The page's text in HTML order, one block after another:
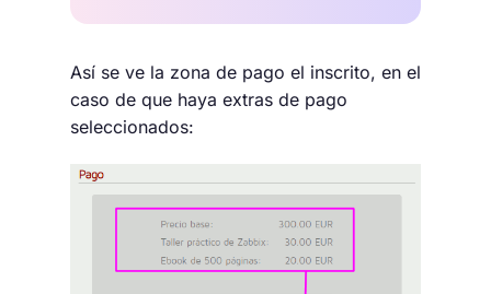
Así se ve la zona de pago el inscrito, en el
caso de que haya extras de pago
seleccionados: